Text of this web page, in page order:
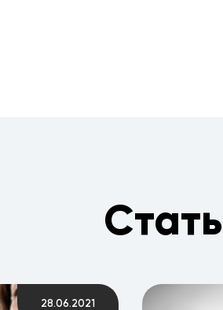
28.06.2021